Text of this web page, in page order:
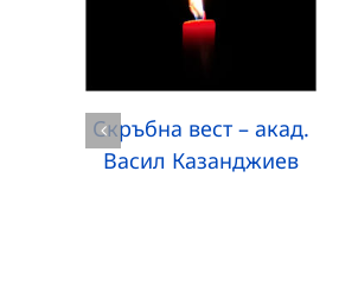
Скръбна вест – акад.
Васил Казанджиев